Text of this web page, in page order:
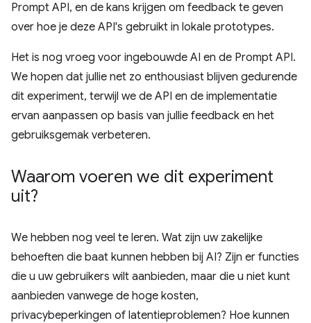
Prompt API, en de kans krijgen om feedback te geven
over hoe je deze API's gebruikt in lokale prototypes.
Het is nog vroeg voor ingebouwde AI en de Prompt API.
We hopen dat jullie net zo enthousiast blijven gedurende
dit experiment, terwijl we de API en de implementatie
ervan aanpassen op basis van jullie feedback en het
gebruiksgemak verbeteren.
Waarom voeren we dit experiment
uit?
We hebben nog veel te leren. Wat zijn uw zakelijke
behoeften die baat kunnen hebben bij AI? Zijn er functies
die u uw gebruikers wilt aanbieden, maar die u niet kunt
aanbieden vanwege de hoge kosten,
privacybeperkingen of latentieproblemen? Hoe kunnen